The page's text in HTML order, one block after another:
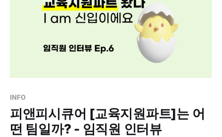
INFO
피앤피시큐어 [교육지원파트]는 어
떤 팀일까? - 임직원 인터뷰